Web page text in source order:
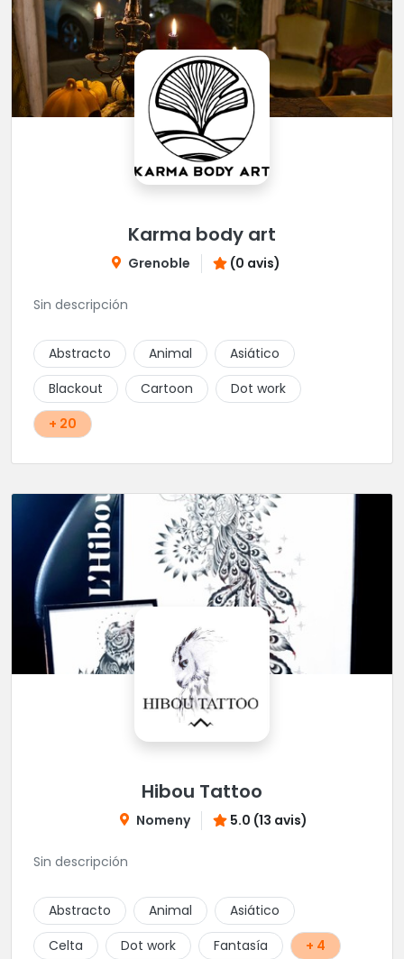
Karma body art
Grenoble (0 avis)
Sin descripción
Abstracto Animal
Asiático
Blackout
Cartoon
Dot work
+ 20
Hibou Tattoo
Nomeny 5.0 (13 avis)
Sin descripción
Abstracto Animal
Asiático
Celta
Dot work Fantasía + 4